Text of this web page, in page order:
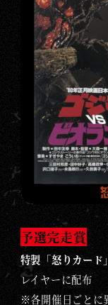
予選完走賞
特製「怒りカー
レイヤーに配布
※各開催日ごとに